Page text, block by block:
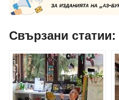
Свързани статии: